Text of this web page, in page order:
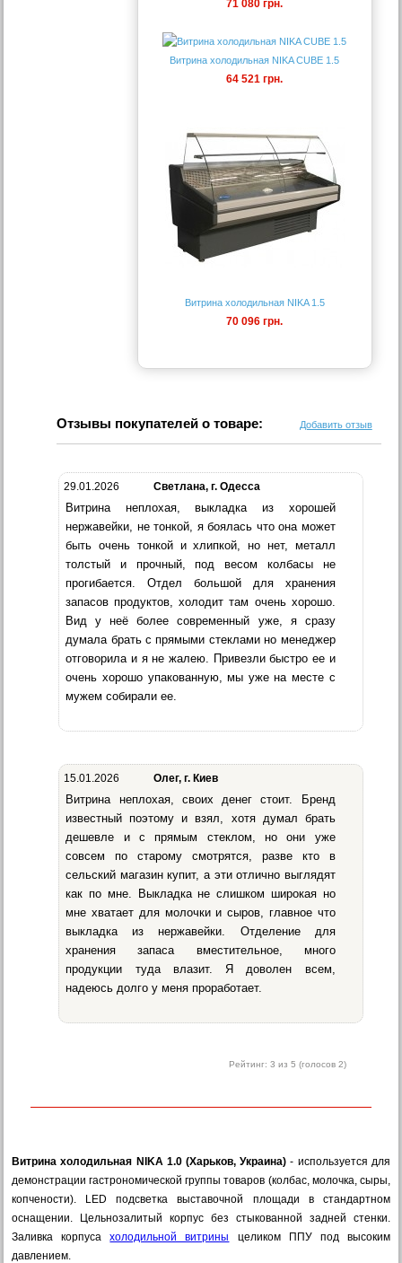
71 080 грн.
Витрина холодильная NIKA CUBE 1.5
64 521 грн.
Витрина холодильная NIKA 1.5
70 096 грн.
Отзывы покупателей о товаре: Добавить отзыв
29.01.2026 Светлана, г. Одесса
Витрина неплохая, выкладка из хорошей
нержавейки, не тонкой, я боялась что она может
быть очень тонкой и хлипкой, но нет, металл
толстый и прочный, под весом колбасы не
прогибается. Отдел большой для хранения
запасов продуктов, холодит там очень хорошо.
Вид у неё более современный уже, я сразу
думала брать с прямыми стеклами но менеджер
отговорила и я не жалею. Привезли быстро ее и
очень хорошо упакованную, мы уже на месте с
мужем собирали ее.
15.01.2026 Олег, г. Киев
Витрина неплохая, своих денег стоит. Бренд
известный поэтому и взял, хотя думал брать
дешевле и с прямым стеклом, но они уже
совсем по старому смотрятся, разве кто в
сельский магазин купит, а эти отлично выглядят
как по мне. Выкладка не слишком широкая но
мне хватает для молочки и сыров, главное что
выкладка из нержавейки. Отделение для
хранения запаса вместительное, много
продукции туда влазит. Я доволен всем,
надеюсь долго у меня проработает.
Рейтинг: 3 из 5 (голосов 2)
Витрина холодильная NIKA 1.0 (Харьков, Украина) - используется для
демонстрации гастрономической группы товаров (колбас, молочка, сыры,
копчености). LED подсветка выставочной площади в стандартном
оснащении. Цельнозалитый корпус без стыкованной задней стенки.
Заливка корпусахолодильной витрины
целиком ППУ под высоким
давлением.